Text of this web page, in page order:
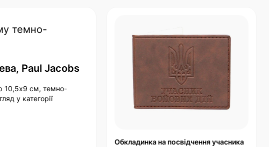
темно-
Paul Jacobs
10,5х9 см, темно-
у категорії
Обкладинка на посвідчення учасника